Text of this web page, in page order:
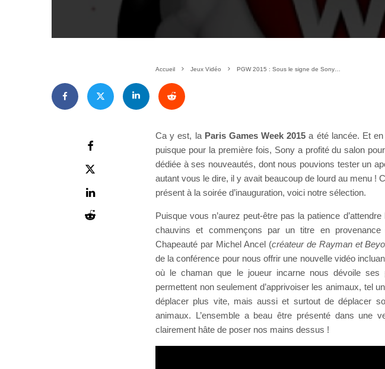
Accueil Jeux Vidéo PGW 2015 : Sous le signe de Sony…
Ca y est, la Paris Games Week 2015 a été lancée. Et
puisque pour la première fois, Sony a profité du salon
dédiée à ses nouveautés, dont nous pouvions tester un
autant vous le dire, il y avait beaucoup de lourd au menu !
présent à la soirée d’inauguration, voici notre sélection.
Puisque vous n’aurez peut-être pas la patience
chauvins et commençons par un titre en provenance
Chapeauté par Michel Ancel (créateur de Rayman et
de la conférence pour nous offrir une nouvelle vidéo
où le chaman que le joueur incarne nous dévoile ses
permettent non seulement d’apprivoiser les animaux, tel
déplacer plus vite, mais aussi et surtout de déplacer
animaux. L’ensemble a beau être présenté dans une
clairement hâte de poser nos mains dessus !